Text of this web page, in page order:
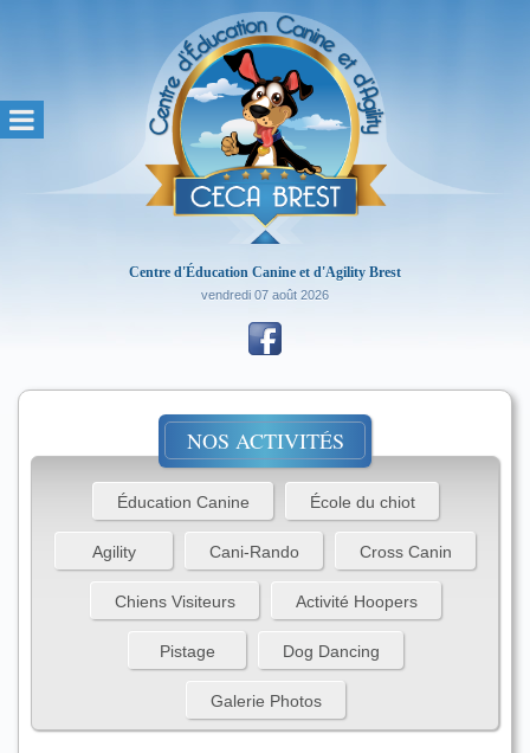
Centre d'Éducation Canine et d'Agility Brest
vendredi 07 août 2026
NOS ACTIVITÉS
Éducation Canine École du chiot
Agility Cani-Rando Cross Canin
Chiens Visiteurs Activité Hoopers
Pistage Dog Dancing
Galerie Photos